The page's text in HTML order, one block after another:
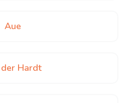
Aue
Hardt